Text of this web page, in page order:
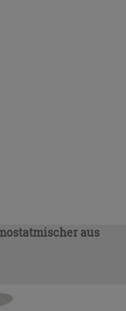
aus